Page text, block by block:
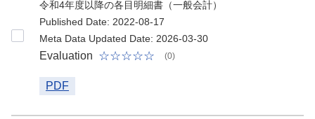
令和4年度以降の各目明細書（一般会計）
Published Date: 2022-08-17
Meta Data Updated Date: 2026-03-30
Evaluation (0)
PDF